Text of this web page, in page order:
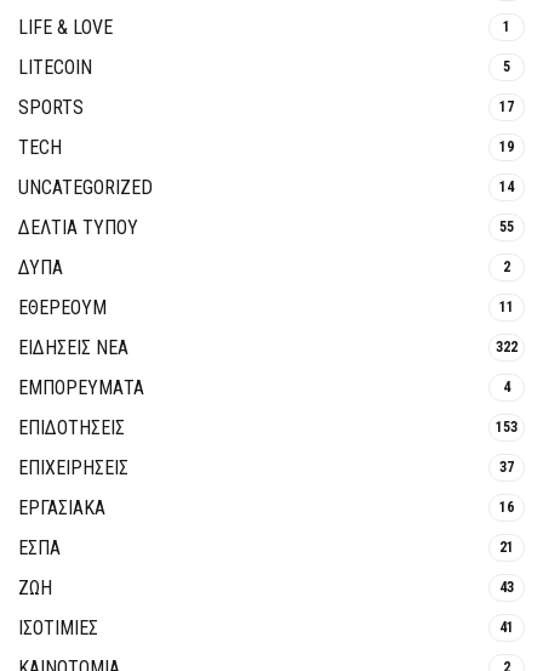
LIFE & LOVE 1
LITECOIN 5
SPORTS 17
TECH 19
UNCATEGORIZED 14
ΔΕΛΤΙΑ ΤΥΠΟΥ 55
ΔΥΠΑ 2
ΕΘΈΡΕΟΥΜ 11
ΕΙΔΗΣΕΙΣ ΝΕΑ 322
ΕΜΠΟΡΕΥΜΑΤΑ 4
ΕΠΙΔΟΤΗΣΕΙΣ 153
ΕΠΙΧΕΙΡΗΣΕΙΣ 37
ΕΡΓΑΣΙΑΚΑ 16
ΕΣΠΑ 21
ΖΩΗ 43
ΙΣΟΤΙΜΙΕΣ 41
2